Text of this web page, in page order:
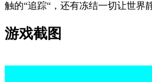
触的“追踪“，还有冻结一切让世界
游戏截图